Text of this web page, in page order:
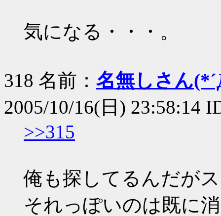
気になる・・・。
318 名前： 名無しさん
2005/10/16(日) 23:58:14
>>315
俺も探してるんだが
それっぽいのは既に